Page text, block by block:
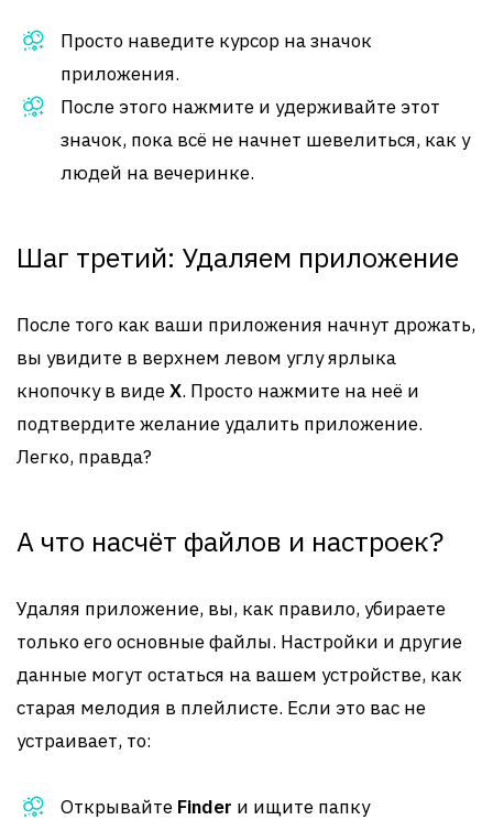
Просто наведите курсор на значок
приложения.
После этого нажмите и удерживайте этот
значок, пока всё не начнет шевелиться, как у
людей на вечеринке.
Шаг третий: Удаляем приложение
После того как ваши приложения начнут дрожать,
вы увидите в верхнем левом углу ярлыка
кнопочку в видеX. Просто нажмите на неё и
подтвердите желание удалить приложение.
Легко, правда?
А что насчёт файлов и настроек?
Удаляя приложение, вы, как правило, убираете
только его основные файлы. Настройки и другие
данные могут остаться на вашем устройстве, как
старая мелодия в плейлисте. Если это вас не
устраивает, то:
Открывайте Finder и ищите папку